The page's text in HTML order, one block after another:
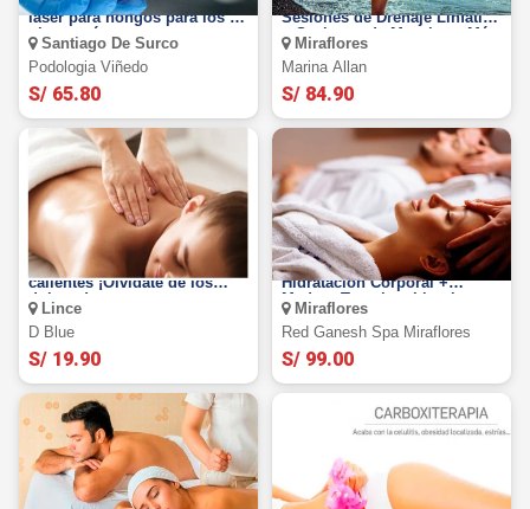
láser para hongos para los 2
pies y más.
Santiago De Surco
Podologia Viñedo
S/ 65.80
Sesiones de Drenaje Linfático
+ Sesiones de Masajes y Más
Miraflores
Marina Allan
S/ 84.90
Masaje relajante con piedras
calientes ¡Olvídate de los
dolores!
Lince
D Blue
S/ 19.90
Spa Romántico para 2
Hidratación Corporal +
Madero Terapia + Limpieza
Facial y Más
Miraflores
Red Ganesh Spa Miraflores
S/ 99.00